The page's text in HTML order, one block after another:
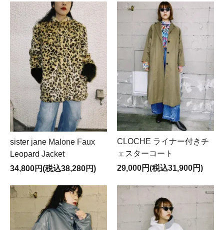
sister jane Malone Faux
Leopard Jacket
34,800円(税込38,280円)
CLOCHE ライナー付きチ
ェスターコート
29,000円(税込31,900円)